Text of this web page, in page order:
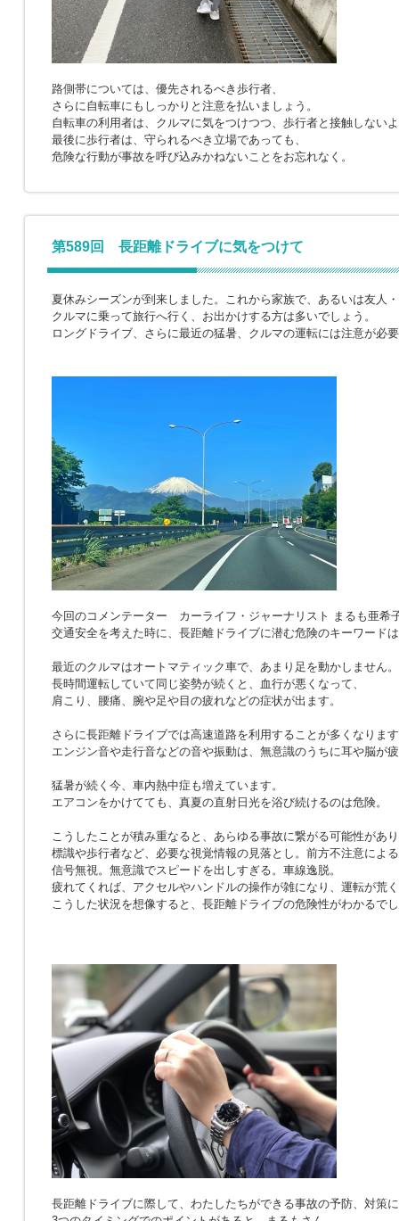
路側帯については、優先されるべき歩行者、
さらに自転車にもしっかりと注意を払いましょう。
自転車の利用者は、クルマに気をつけつつ、歩行者と接触しない
最後に歩行者は、守られるべき立場であっても、
危険な行動が事故を呼び込みかねないことをお忘れなく。
第589回 長距離ドライブに気をつけて
夏休みシーズンが到来しました。これから家族で、あるいは友人
クルマに乗って旅行へ行く、お出かけする方は多いでしょう。
ロングドライブ、さらに最近の猛暑、クルマの運転には注意が必
今回のコメンテーター カーライフ・ジャーナリスト まるも亜希
交通安全を考えた時に、長距離ドライブに潜む危険のキーワード
最近のクルマはオートマティック車で、あまり足を動かしません。
長時間運転していて同じ姿勢が続くと、血行が悪くなって、
肩こり、腰痛、腕や足や目の疲れなどの症状が出ます。
さらに長距離ドライブでは高速道路を利用することが多くなりま
エンジン音や走行音などの音や振動は、無意識のうちに耳や脳が
猛暑が続く今、車内熱中症も増えています。
エアコンをかけてても、真夏の直射日光を浴び続けるのは危険。
こうしたことが積み重なると、あらゆる事故に繋がる可能性があ
標識や歩行者など、必要な視覚情報の見落とし。前方不注意によ
信号無視。無意識でスピードを出しすぎる。車線逸脱。
疲れてくれば、アクセルやハンドルの操作が雑になり、運転が荒
こうした状況を想像すると、長距離ドライブの危険性がわかるで
長距離ドライブに際して、わたしたちができる事故の予防、対策